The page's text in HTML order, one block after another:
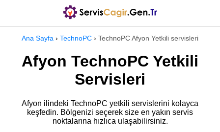
Ana Sayfa › TechnoPC › TechnoPC Afyon Yetkili servisleri
Afyon TechnoPC Yetkili
Servisleri
Afyon ilindeki TechnoPC yetkili servislerini kolayca
keşfedin. Bölgenizi seçerek size en yakın servis
noktalarına hızlıca ulaşabilirsiniz.